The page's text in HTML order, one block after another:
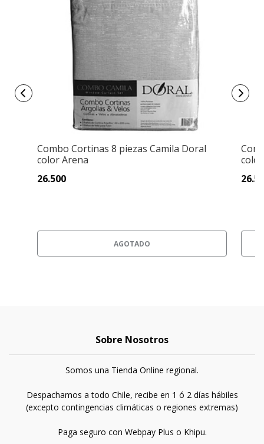
Combo Cortinas 8 piezas Camila Doral
color Arena
26.500
AGOTADO
Sobre Nosotros
Somos una Tienda Online regional.
Despachamos a todo Chile, recibe en 1 ó 2 días hábiles
(excepto contingencias climáticas o regiones extremas)
Paga seguro con Webpay Plus o Khipu.